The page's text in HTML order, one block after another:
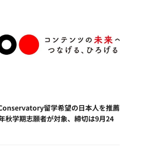
留学希望の日本人を推薦
秋学期志願者が対象、締切は9月24